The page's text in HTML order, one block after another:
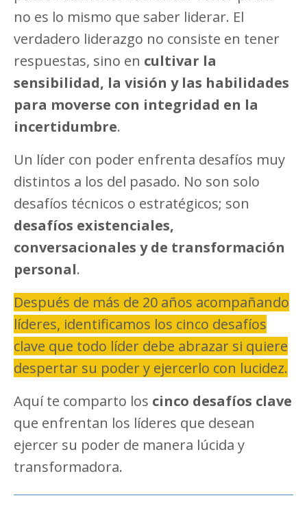
no es lo mismo que saber liderar. El
verdadero liderazgo no consiste en tener
respuestas, sino en cultivar la
sensibilidad, la visión y las habilidades
para moverse con integridad en la
incertidumbre.
Un líder con poder enfrenta desafíos muy
distintos a los del pasado. No son solo
desafíos técnicos o estratégicos; son
desafíos existenciales,
conversacionales y de transformación
personal.
Después de más de 20 años acompañando
líderes, identificamos los cinco desafíos
clave que todo líder debe abrazar si quiere
despertar su poder y ejercerlo con lucidez.
Aquí te comparto los cinco desafíos clave
que enfrentan los líderes que desean
ejercer su poder de manera lúcida y
transformadora.